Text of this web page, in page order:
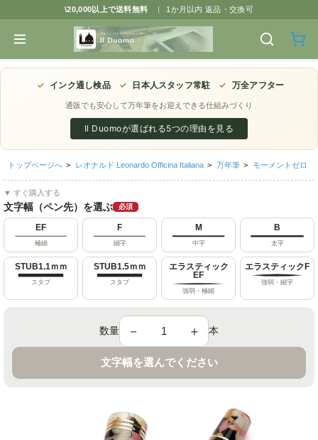
\20,000以上で送料無料 | 1か月以内 返品・交換可
✓ インク通し検品 ✓ 日本人スタッフ常駐 ✓ 万全アフター
通販でも安心して万年筆をお迎えできる仕組みづくり
Il Duomoが選ばれる5つの理由を見る
トップページへ > レオナルド Leonardo Officina Italiana > 万年筆 > モーメントゼロ
▼ すぐ購入する
文字幅（ペン先）を選ぶ 必須
EF
極細
F
細字
M
中字
B
太字
STUB1.1ｍｍ
スタブ
STUB1.5ｍｍ
スタブ
エラスティック
EF
強弱・極細
エラスティックF
強弱・細字
数量 － ＋ 本
文字幅を選んでください